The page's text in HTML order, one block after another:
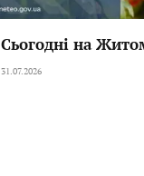
Сьогодні на
31.07.2026